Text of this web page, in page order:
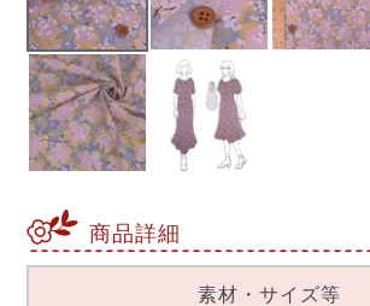
商品詳細
素材・サイズ等